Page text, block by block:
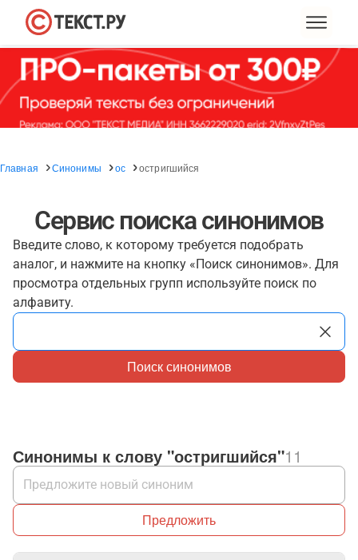
Главная Синонимы ос остригшийся
Сервис поиска синонимов
Введите слово, к которому требуется подобрать
аналог, и нажмите на кнопку «Поиск синонимов». Для
просмотра отдельных групп используйте поиск по
алфавиту.
Поиск синонимов
Синонимы к слову "остригшийся"11
Предложить